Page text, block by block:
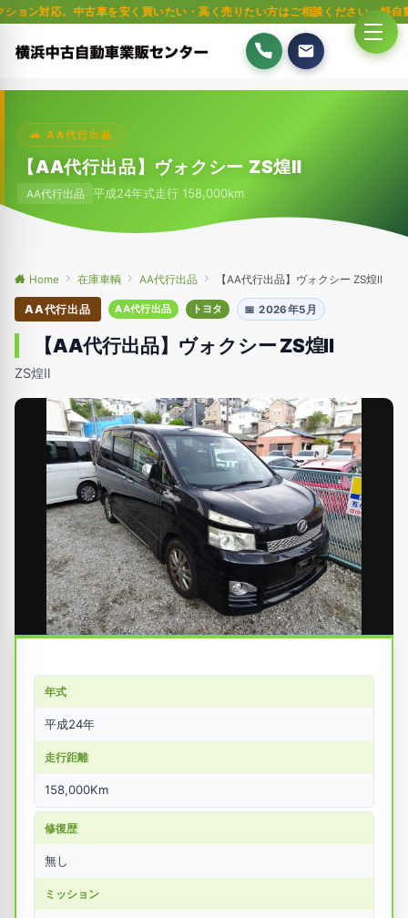
古車を安く買いたい・高く売りたい方はご相談ください。軽自動車・普通
🚗 AA代行出品
【AA代行出品】ヴォクシー ZS煌Ⅱ
AA代行出品 平成24年式走行 158,000km
Home 在庫車輌 AA代行出品 【AA代行出品】ヴォクシー ZS煌Ⅱ
AA代行出品 AA代行出品 トヨタ 📅 2026年5月
【AA代行出品】ヴォクシー ZS煌Ⅱ
ZS煌Ⅱ
年式
平成24年
走行距離
158,000Km
修復歴
無し
ミッション